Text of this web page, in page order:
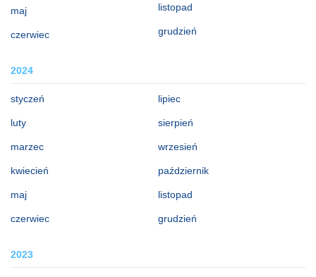
maj
czerwiec
listopad
grudzień
2024
styczeń
luty
marzec
kwiecień
maj
czerwiec
lipiec
sierpień
wrzesień
październik
listopad
grudzień
2023